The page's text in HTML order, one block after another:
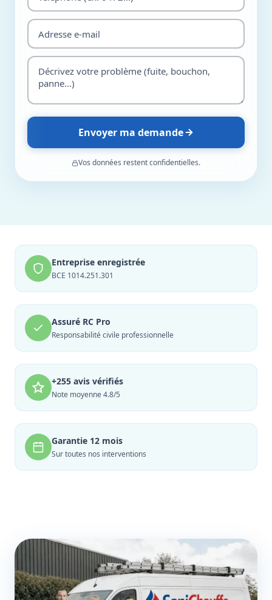
Envoyer ma demande
Vos données restent confidentielles.
Entreprise enregistrée
BCE 1014.251.301
Assuré RC Pro
Responsabilité civile professionnelle
+255 avis vérifiés
Note moyenne 4.8/5
Garantie 12 mois
Sur toutes nos interventions